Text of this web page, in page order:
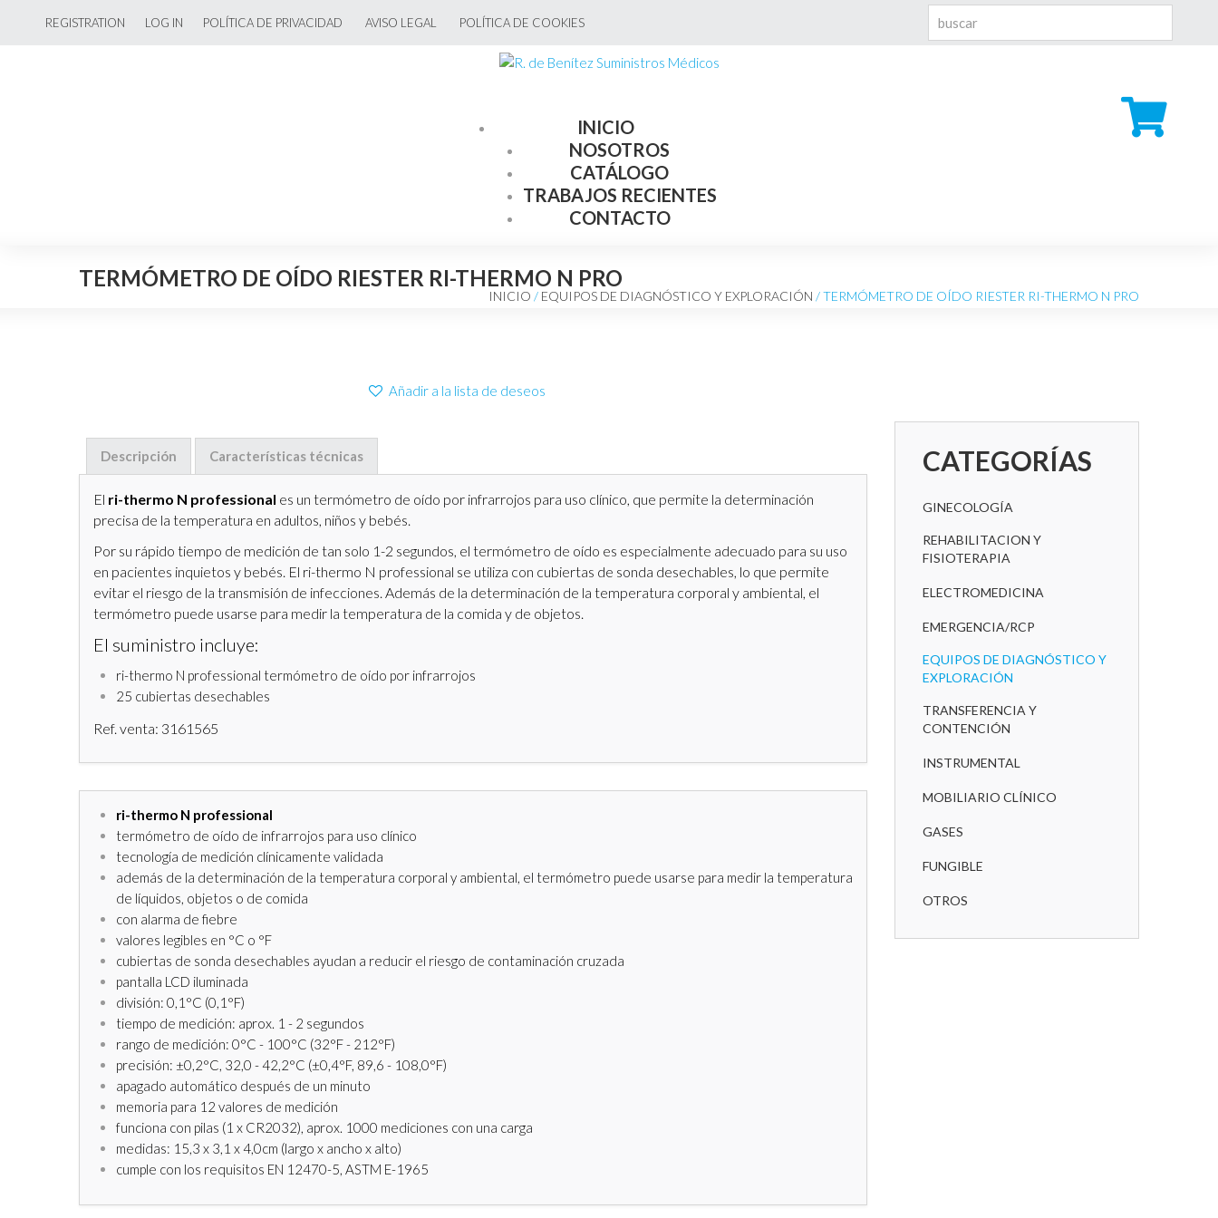
REGISTRATION LOG IN POLÍTICA DE PRIVACIDAD AVISO LEGAL POLÍTICA DE COOKIES
INICIO
NOSOTROS
CATÁLOGO
TRABAJOS RECIENTES
CONTACTO
TERMÓMETRO DE OÍDO RIESTER RI-THERMO N PRO
INICIO / EQUIPOS DE DIAGNÓSTICO Y EXPLORACIÓN / TERMÓMETRO DE OÍDO RIESTER RI-THERMO N PRO
Añadir a la lista de deseos
Descripción Características técnicas
El ri-thermo N professional es un termómetro de oído por infrarrojos para uso clínico, que permite la determinación
precisa de la temperatura en adultos, niños y bebés.
Por su rápido tiempo de medición de tan solo 1-2 segundos, el termómetro de oído es especialmente adecuado para su uso
en pacientes inquietos y bebés. El ri-thermo N professional se utiliza con cubiertas de sonda desechables, lo que permite
evitar el riesgo de la transmisión de infecciones. Además de la determinación de la temperatura corporal y ambiental, el
termómetro puede usarse para medir la temperatura de la comida y de objetos.
El suministro incluye:
ri-thermo N professional termómetro de oído por infrarrojos
25 cubiertas desechables
Ref. venta: 3161565
ri-thermo N professional
termómetro de oído de infrarrojos para uso clínico
tecnología de medición clínicamente validada
además de la determinación de la temperatura corporal y ambiental, el termómetro puede usarse para medir la temperatura
de líquidos, objetos o de comida
con alarma de fiebre
valores legibles en °C o °F
cubiertas de sonda desechables ayudan a reducir el riesgo de contaminación cruzada
pantalla LCD iluminada
división: 0,1°C (0,1°F)
tiempo de medición: aprox. 1 - 2 segundos
rango de medición: 0°C - 100°C (32°F - 212°F)
precisión: ±0,2°C, 32,0 - 42,2°C (±0,4°F, 89,6 - 108,0°F)
apagado automático después de un minuto
memoria para 12 valores de medición
funciona con pilas (1 x CR2032), aprox. 1000 mediciones con una carga
medidas: 15,3 x 3,1 x 4,0cm (largo x ancho x alto)
cumple con los requisitos EN 12470-5, ASTM E-1965
CATEGORÍAS
GINECOLOGÍA
REHABILITACION Y
FISIOTERAPIA
ELECTROMEDICINA
EMERGENCIA/RCP
EQUIPOS DE DIAGNÓSTICO Y
EXPLORACIÓN
TRANSFERENCIA Y
CONTENCIÓN
INSTRUMENTAL
MOBILIARIO CLÍNICO
GASES
FUNGIBLE
OTROS